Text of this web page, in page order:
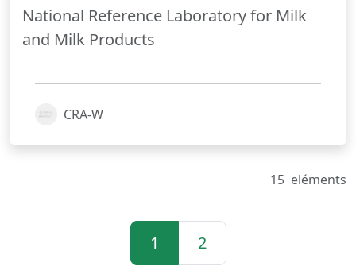
National Reference Laboratory for Milk
and Milk Products
CRA-W
15 eléments
1 2